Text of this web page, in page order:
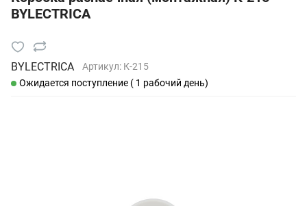
BYLECTRICA
BYLECTRICA Артикул: К-215
Ожидается поступление ( 1 рабочий день)